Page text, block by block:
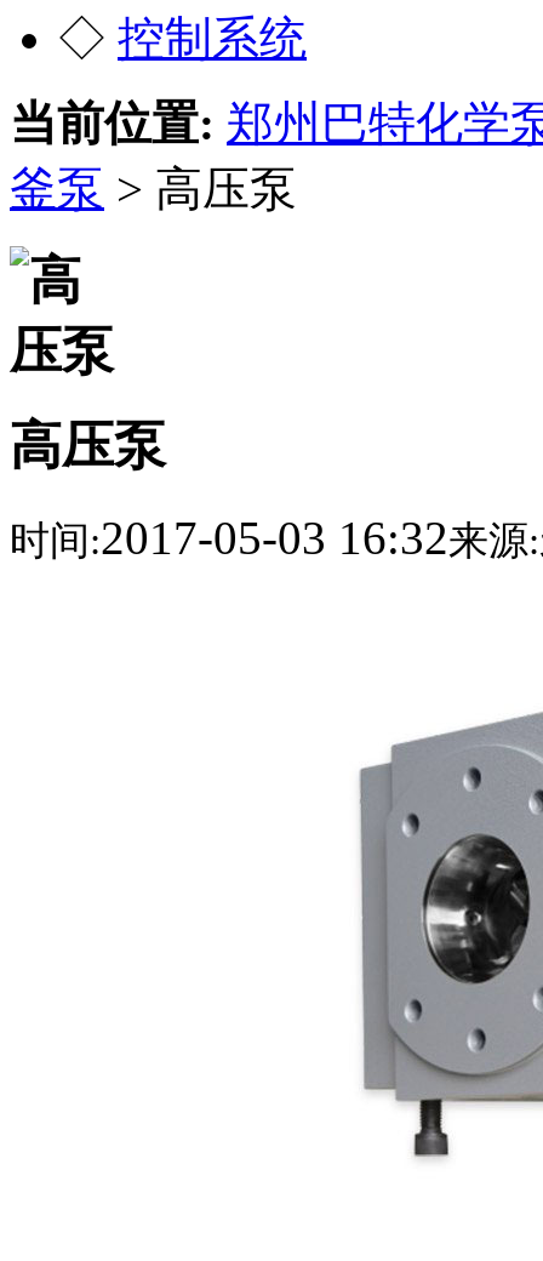
◇ 控制系统
当前位置: 郑州巴特化学
釜泵 > 高压泵
高压泵
时间:2017-05-03 16:32来源: